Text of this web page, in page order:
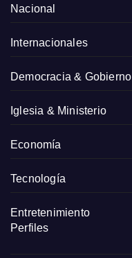
Nacional
Internacionales
Democracia & Gobierno
Iglesia & Ministerio
Economía
Tecnología
Entretenimiento
Perfiles